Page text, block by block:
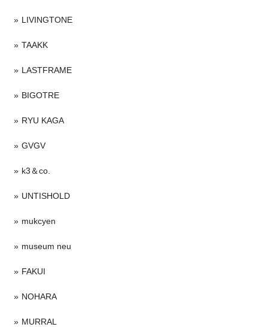
LIVINGTONE
TAAKK
LASTFRAME
BIGOTRE
RYU KAGA
GVGV
k3＆co.
UNTISHOLD
mukcyen
museum neu
FAKUI
NOHARA
MURRAL